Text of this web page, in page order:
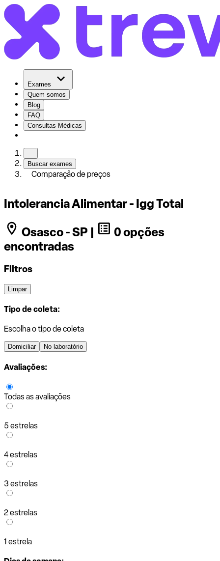
Exames
Quem somos
Blog
FAQ
Consultas Médicas
Buscar exames
Comparação de preços
Intolerancia Alimentar - Igg Total
Osasco - SP |
0 opções
encontradas
Filtros
Limpar
Tipo de coleta:
Escolha o tipo de coleta
Domiciliar No laboratório
Avaliações:
Todas as avaliações
5 estrelas
4 estrelas
3 estrelas
2 estrelas
1 estrela